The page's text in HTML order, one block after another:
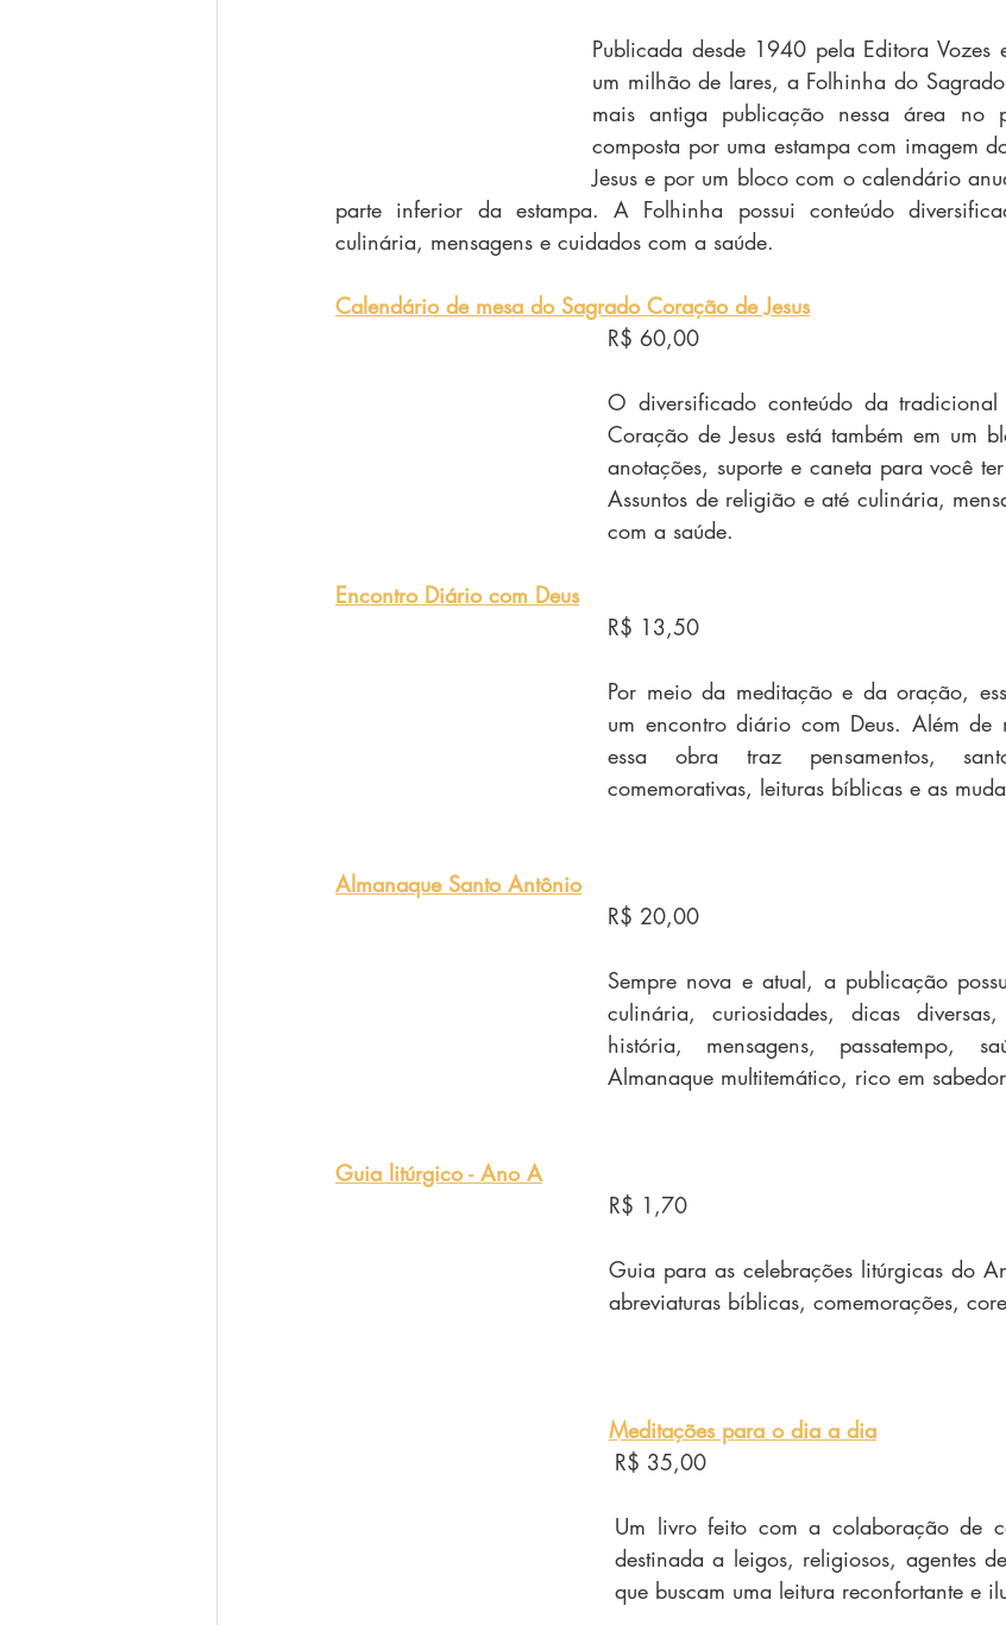
Publicada desde 1940 pela Editora Vozes
um milhão de lares, a Folhinha do
mais antiga publicação nessa área no
composta por uma estampa com imagem
Jesus e por um bloco com o calendário
parte inferior da estampa. A Folhinha possui conteúdo
culinária, mensagens e cuidados com a saúde.
Calendário de mesa do Sagrado Coração de Jesus
R$ 60,00
O diversificado conteúdo da
Coração de Jesus está também em um
anotações, suporte e caneta para você
Assuntos de religião e até culinária,
com a saúde.
Encontro Diário com Deus
R$ 13,50
Por meio da meditação e da oração,
um encontro diário com Deus. Além de
essa obra traz pensamentos,
comemorativas, leituras bíblicas e as
Almanaque Santo Antônio
R$ 20,00
Sempre nova e atual, a publicação
culinária, curiosidades, dicas
história, mensagens, passatempo,
Guia litúrgico - Ano A
R$ 1,70
Guia para as celebrações litúrgicas do
abreviaturas bíblicas, comemorações,
Meditações para o dia a dia
R$ 35,00
Um livro feito com a colaboração de
destinada a leigos, religiosos, agentes
que buscam uma leitura reconfortante e